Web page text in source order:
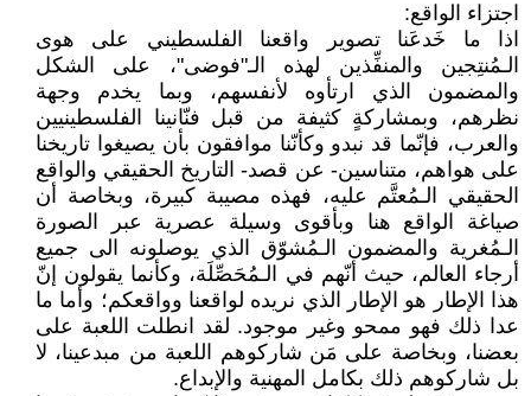
اجتزاء الواقع:
اذا ما خَدعَنا تصوير واقعنا الفلسطيني على هوى
الـمُنتِجين والمنفِّذين لهذه الـ"فوضى"، على الشكل
والمضمون الذي ارتأوه لأنفسهم، وبما يخدم وجهة
نظرهم، وبمشاركةٍ كثيفة من قبل فنّانينا الفلسطينيين
والعرب، فإنّما قد نبدو وكأنّنا موافقون بأن يصيغوا تاريخنا
على هواهم، متناسين- عن قصد- التاريخ الحقيقي والواقع
الحقيقي الـمُعتَّم عليه، فهذه مصيبة كبيرة، وبخاصة أن
صياغة الواقع هنا وبأقوى وسيلة عصرية عبر الصورة
الـمُغرية والمضمون الـمُشوّق الذي يوصلونه الى جميع
أرجاء العالم، حيث أنّهم في الـمُحَصِّلَة، وكأنما يقولون إنّ
هذا الإطار هو الإطار الذي نريده لواقعنا وواقعكم؛ وأما ما
عدا ذلك فهو ممحو وغير موجود. لقد انطلت اللعبة على
بعضنا، وبخاصة على مَن شاركوهم اللعبة من مبدعينا، لا
بل شاركوهم ذلك بكامل المهنية والإبداع.